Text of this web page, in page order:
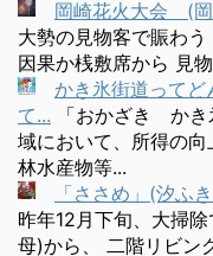
岡崎花火大会 (
大勢の見物客で賑わ
因果か桟敷席から 見
かき氷街道って
て...
「おかざき か
域において、所得の
林水産物等...
「ささめ」(汐ふ
昨年12月下旬、大掃
母)から、 二階リビン